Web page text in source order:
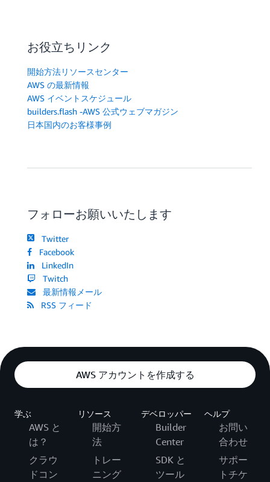
お役立ちリンク
開始方法リソースセンター
AWS の最新情報
AWS イベントスケジュール
builders.flash -AWS 公式ウェブマガジン
日本国内のお客様事例
フォローお願いいたします
Twitter
Facebook
LinkedIn
Twitch
最新情報メール
RSS フィード
AWS アカウントを作成する
学ぶ
AWS と
は？
クラウ
ドコン
リソース
開始方
法
トレー
ニング
デベロッパー
Builder
Center
SDK と
ツール
ヘルプ
お問い
合わせ
サポー
トチケ